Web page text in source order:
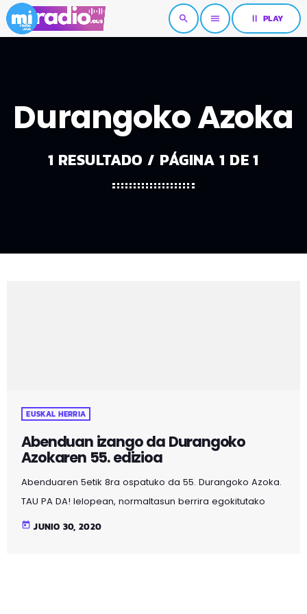
search menu pause PLAY
Durangoko Azoka
1 RESULTADO / PÁGINA 1 DE 1
EUSKAL HERRIA
Abenduan izango da Durangoko
Azokaren 55. edizioa
Abenduaren 5etik 8ra ospatuko da 55. Durangoko Azoka.
TAU PA DA! lelopean, normaltasun berrira egokitutako
edizioa izango da aurtengoa, eta horretarako lanean ari
today JUNIO 30, 2020